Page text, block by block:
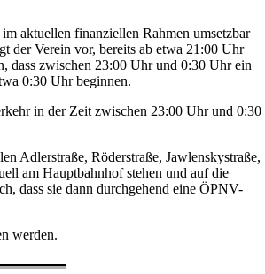
aktuellen finanziellen Rahmen umsetzbar
der Verein vor, bereits ab etwa 21:00 Uhr
dass zwischen 23:00 Uhr und 0:30 Uhr ein
0:30 Uhr beginnen.
in der Zeit zwischen 23:00 Uhr und 0:30
Adlerstraße, Röderstraße, Jawlenskystraße,
am Hauptbahnhof stehen und auf die
dass sie dann durchgehend eine ÖPNV-
werden.